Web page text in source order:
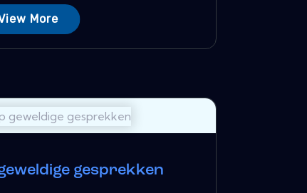
More
gesprekken